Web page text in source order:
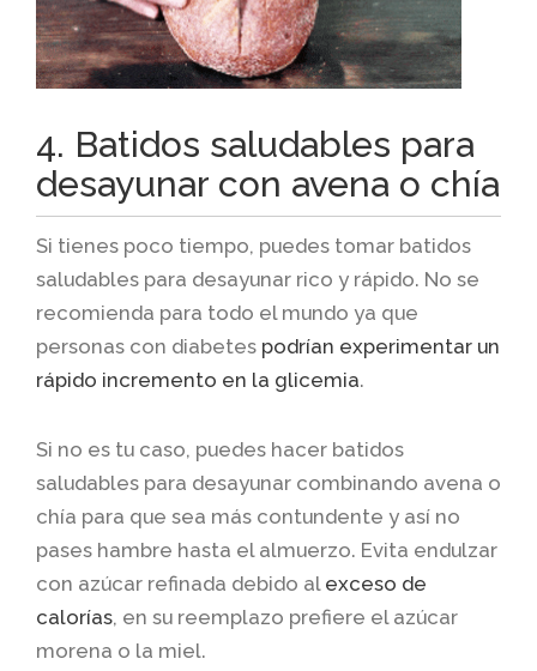
4. Batidos saludables para
desayunar con avena o chía
Si tienes poco tiempo, puedes tomar batidos
saludables para desayunar rico y rápido. No se
recomienda para todo el mundo ya que
personas con diabetes podrían experimentar un
rápido incremento en la glicemia.
Si no es tu caso, puedes hacer batidos
saludables para desayunar combinando avena o
chía para que sea más contundente y así no
pases hambre hasta el almuerzo. Evita endulzar
con azúcar refinada debido al exceso de
calorías, en su reemplazo prefiere el azúcar
morena o la miel.